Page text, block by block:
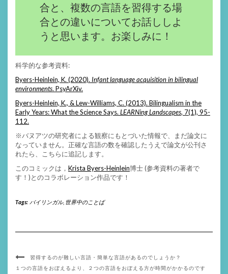
合と、複数の言語を習得する場
合との違いについてお話ししよ
うと思います。お楽しみに！
科学的な参考資料:
Byers-Heinlein, K. (2020). Infant language acquisition in bilingual
environments. PsyArXiv.
Byers-Heinlein, K., & Lew-Williams, C. (2013). Bilingualism in the
Early Years: What the Science Says. LEARNing Landscapes, 7(1), 95-
112.
※バヌアツの研究者による観察にもとづいた情報で、まだ論文に
なっていません。正確な言語の数を確認したうえで論文が公刊さ
れたら、こちらに追記します。
このコミックは， Krista Byers-Heinlein博士 (参考資料の著者で
す！)とのコラボレーション作品です！
Tags: バイリンガル, 世界中のことば
習得するのが難しい言語・簡単な言語があるのでしょうか？
１つの言語をおぼえるより、２つの言語をおぼえる方が時間がかかるのです